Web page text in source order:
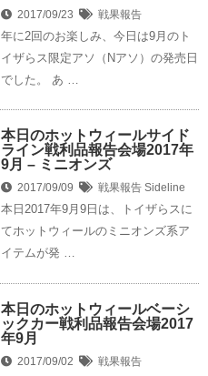
2017/09/23 戦果報告
年に2回のお楽しみ、今日は9月のト
イザらス限定アソ（Nアソ）の発売日
でした。 あ …
本日のホットウィールサイド
ライン戦利品報告会場2017年
9月 – ミニオンズ
2017/09/09 戦果報告 Sideline
本日2017年9月9日は、トイザらスに
てホットウィールのミニオンズ系ア
イテムが発 …
本日のホットウィールベーシ
ックカー戦利品報告会場2017
年9月
2017/09/02 戦果報告